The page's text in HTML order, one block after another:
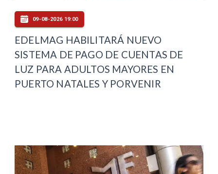
09-08-2026 19:00
EDELMAG HABILITARÁ NUEVO
SISTEMA DE PAGO DE CUENTAS DE
LUZ PARA ADULTOS MAYORES EN
PUERTO NATALES Y PORVENIR